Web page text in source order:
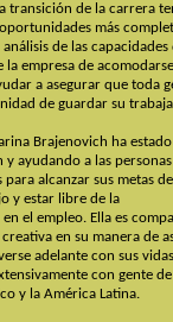
transición de la carrera
más
de las capacidades
la empresa de
a asegurar que toda
de guardar su
Brajenovich ha estado
y ayudando a las
para alcanzar sus metas de
y estar libre de la
el empleo. Ella es
en su manera de
adelante con sus
con gente
y la América Latina.